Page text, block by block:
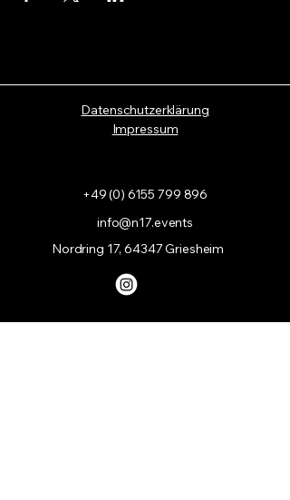
Datenschutzerklärung
Impressum
+49 (0) 6155 799 896
info@n17.events
Nordring 17, 64347 Griesheim